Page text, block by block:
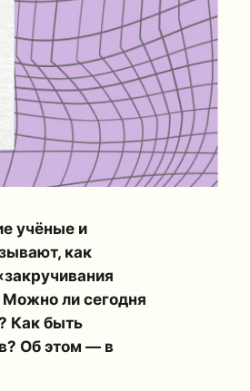
учёные и
как
ли сегодня
Как быть
Об этом — в